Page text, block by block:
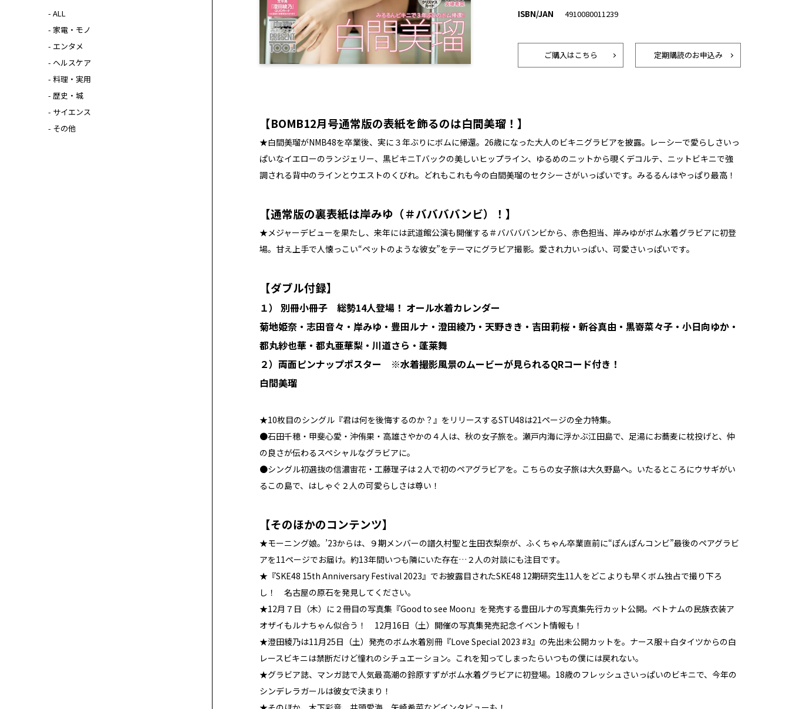
ISBN/JAN
4910080011239
ご購入はこちら 定期購読のお申込み
【BOMB12月号通常版の表紙を飾るのは白間美瑠！】
★白間美瑠がNMB48を卒業後、実に３年ぶりにボムに帰還。26歳になった大人のビキニグラビアを披露。レーシーで愛らしさいっ
ぱいなイエローのランジェリー、黒ビキニTバックの美しいヒップライン、ゆるめのニットから覗くデコルテ、ニットビキニで強
調される背中のラインとウエストのくびれ。どれもこれも今の白間美瑠のセクシーさがいっぱいです。みるるんはやっぱり最高！
【通常版の裏表紙は岸みゆ（＃ババババンビ）！】
★メジャーデビューを果たし、来年には武道館公演も開催する＃ババババンビから、赤色担当、岸みゆがボム水着グラビアに初登
場。甘え上手で人懐っこい“ペットのような彼女”をテーマにグラビア撮影。愛され力いっぱい、可愛さいっぱいです。
【ダブル付録】
１） 別冊小冊子 総勢14人登場！ オール水着カレンダー
菊地姫奈・志田音々・岸みゆ・豊田ルナ・澄田綾乃・天野きき・吉田莉桜・新谷真由・黒嵜菜々子・小日向ゆか・
都丸紗也華・都丸亜華梨・川道さら・蓬莱舞
２）両面ピンナップポスター ※水着撮影風景のムービーが見られるQRコード付き！
白間美瑠
★10枚目のシングル『君は何を後悔するのか？』をリリースするSTU48は21ページの全力特集。
●石田千穂・甲斐心愛・沖侑果・高雄さやかの４人は、秋の女子旅を。瀬戸内海に浮かぶ江田島で、足湯にお蕎麦に枕投げと、仲
の良さが伝わるスペシャルなグラビアに。
●シングル初選抜の信濃宙花・工藤理子は２人で初のペアグラビアを。こちらの女子旅は大久野島へ。いたるところにウサギがい
るこの島で、はしゃぐ２人の可愛らしさは尊い！
【そのほかのコンテンツ】
★モーニング娘。’23からは、９期メンバーの譜久村聖と生田衣梨奈が、ふくちゃん卒業直前に“ぽんぽんコンビ”最後のペアグラビ
アを11ページでお届け。約13年間いつも隣にいた存在…２人の対談にも注目です。
★『SKE48 15th Anniversary Festival 2023』でお披露目されたSKE48 12期研究生11人をどこよりも早くボム独占で撮り下ろ
し！ 名古屋の原石を発見してください。
★12月７日（木）に２冊目の写真集『Good to see Moon』を発売する豊田ルナの写真集先行カット公開。ベトナムの民族衣装ア
オザイもルナちゃん似合う！ 12月16日（土）開催の写真集発売記念イベント情報も！
★澄田綾乃は11月25日（土）発売のボム水着別冊『Love Special 2023 #3』の先出未公開カットを。ナース服＋白タイツからの白
レースビキニは禁断だけど憧れのシチュエーション。これを知ってしまったらいつもの僕には戻れない。
★グラビア誌、マンガ誌で人気最高潮の鈴原すずがボム水着グラビアに初登場。18歳のフレッシュさいっぱいのビキニで、今年の
シンデレラガールは彼女で決まり！
- ALL
- 家電・モノ
- エンタメ
- ヘルスケア
- 料理・実用
- 歴史・城
- サイエンス
- その他